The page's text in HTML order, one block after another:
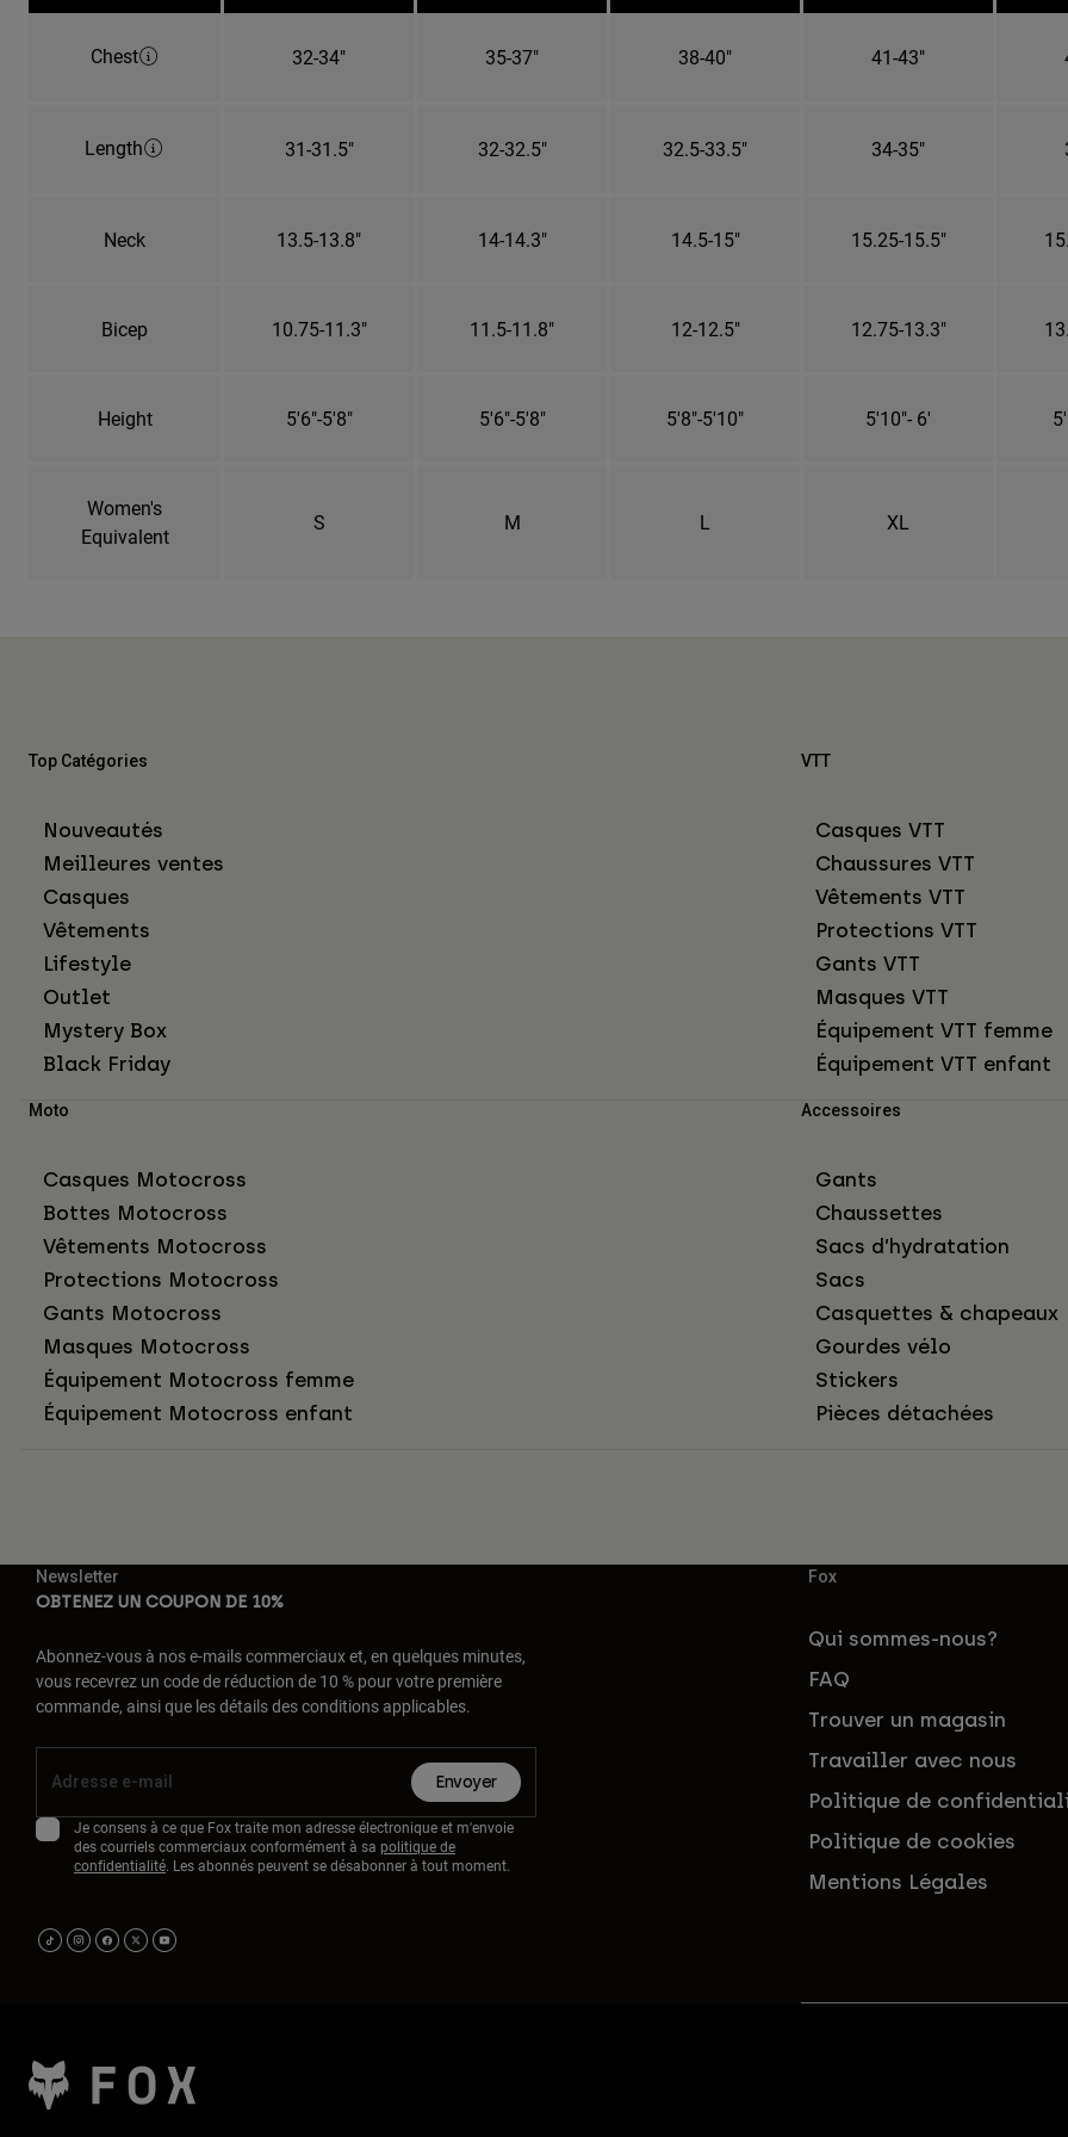
Chest 32-34" 35-37" 38-40" 41-43"
Length 31-31.5" 32-32.5" 32.5-33.5" 34-35"
Neck 13.5-13.8" 14-14.3" 14.5-15" 15.25-15.5"
Bicep 10.75-11.3" 11.5-11.8" 12-12.5" 12.75-13.3"
Height 5'6"-5'8" 5'6"-5'8" 5'8"-5'10" 5'10"- 6'
Women's
Equivalent
S M L XL
Top Catégories
Nouveautés
Meilleures ventes
Casques
Vêtements
Lifestyle
Outlet
Mystery Box
Black Friday
VTT
Casques VTT
Chaussures VTT
Vêtements VTT
Protections VTT
Gants VTT
Masques VTT
Équipement VTT femme
Équipement VTT enfant
Moto
Casques Motocross
Bottes Motocross
Vêtements Motocross
Protections Motocross
Gants Motocross
Masques Motocross
Équipement Motocross femme
Équipement Motocross enfant
Accessoires
Gants
Chaussettes
Sacs d’hydratation
Sacs
Casquettes & chapeaux
Gourdes vélo
Stickers
Pièces détachées
Newsletter
OBTENEZ UN COUPON DE 10%
Abonnez-vous à nos e-mails commerciaux et, en quelques minutes,
vous recevrez un code de réduction de 10 % pour votre première
commande, ainsi que les détails des conditions applicables.
Envoyer
Je consens à ce que Fox traite mon adresse électronique et m'envoie
des courriels commerciaux conformément à sa politique de
confidentialité. Les abonnés peuvent se désabonner à tout moment.
Fox
Qui sommes-nous?
FAQ
Trouver un magasin
Travailler avec nous
Politique de
Politique de cookies
Mentions Légales